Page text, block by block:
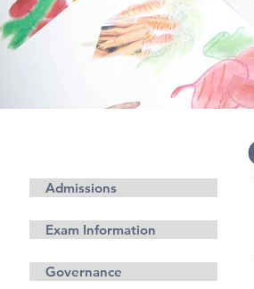
Admissions
Exam Information
Governance